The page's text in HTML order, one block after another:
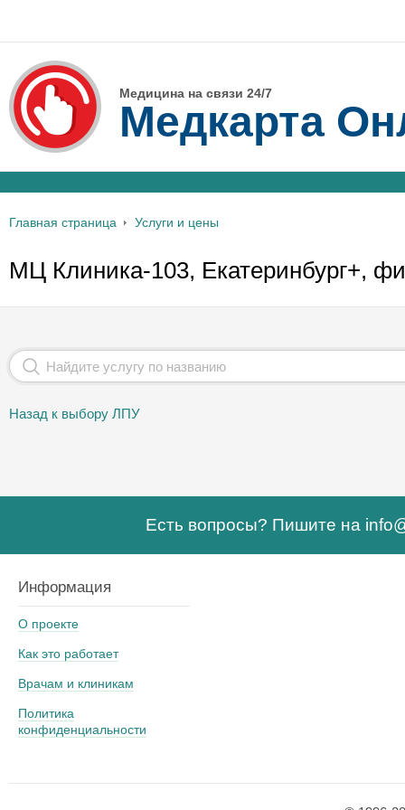
Медицина на связи 24/7
Медкарта
Главная страница Услуги и цены
МЦ Клиника-103, Екатеринбург+,
Назад к выбору ЛПУ
Есть вопросы? Пишите на
Информация
О проекте
Как это работает
Врачам и клиникам
Политика
конфиденциальности